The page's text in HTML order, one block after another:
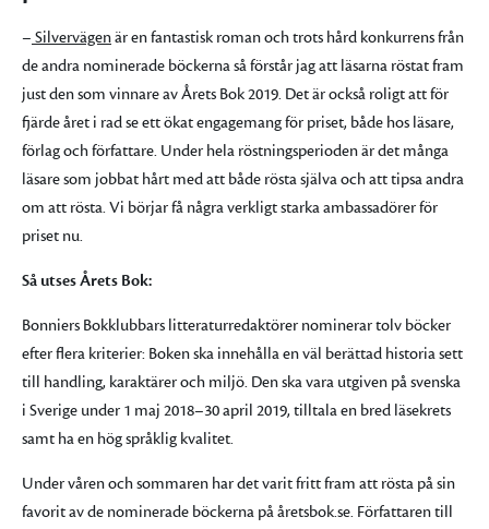
– Silvervägenär en fantastisk roman och trots hård konkurrens från
de andra nominerade böckerna så förstår jag att läsarna röstat fram
just den som vinnare av Årets Bok 2019. Det är också roligt att för
fjärde året i rad se ett ökat engagemang för priset, både hos läsare,
förlag och författare. Under hela röstningsperioden är det många
läsare som jobbat hårt med att både rösta själva och att tipsa andra
om att rösta. Vi börjar få några verkligt starka ambassadörer för
priset nu.
Så utses Årets Bok:
Bonniers Bokklubbars litteraturredaktörer nominerar tolv böcker
efter flera kriterier: Boken ska innehålla en väl berättad historia sett
till handling, karaktärer och miljö. Den ska vara utgiven på svenska
i Sverige under 1 maj 2018–30 april 2019, tilltala en bred läsekrets
samt ha en hög språklig kvalitet.
Under våren och sommaren har det varit fritt fram att rösta på sin
favorit av de nominerade böckerna på åretsbok.se. Författaren till